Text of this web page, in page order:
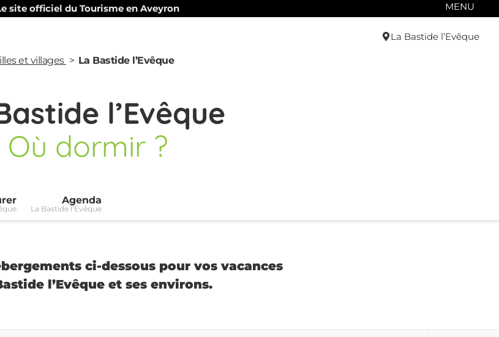
site officiel du Tourisme en Aveyron MENU
La Bastide l’Evêque
et villages La Bastide l’Evêque
l’Evêque
Où dormir ?
Agenda
La Bastide l’Evêque
ci-dessous pour vos vacances
l’Evêque et ses environs.